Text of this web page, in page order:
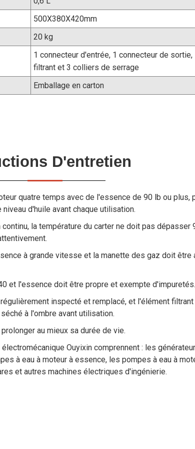
500X380X420mm
20 kg
1 connecteur d'entrée, 1 connecteur de sortie,
filtrant et 3 colliers de serrage
Emballage en carton
D'entretien
quatre temps avec de l'essence de 90 lb ou plus,
d'huile avant chaque utilisation.
la température du carter ne doit pas dépasser
à grande vitesse et la manette des gaz doit être
et l'essence doit être propre et exempte d'impuretés.
inspecté et remplacé, et l'élément
à l'ombre avant utilisation.
au mieux sa durée de vie.
Ouyixin comprennent : les
à eau à moteur à essence, les pompes à eau à
et autres machines électriques d'ingénierie.